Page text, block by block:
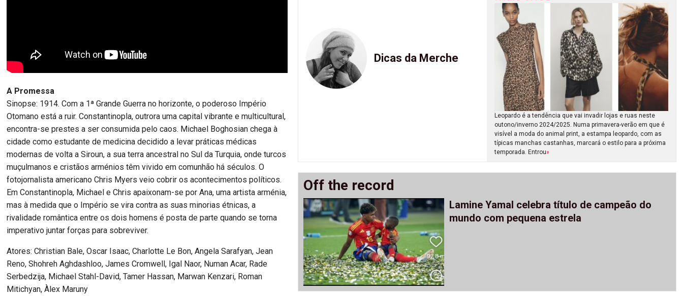
A Promessa
Sinopse: 1914. Com a 1ª Grande Guerra no horizonte, o poderoso Império
Otomano está a ruir. Constantinopla, outrora uma capital vibrante e multicultural,
encontra-se prestes a ser consumida pelo caos. Michael Boghosian chega à
cidade como estudante de medicina decidido a levar práticas médicas
modernas de volta a Siroun, a sua terra ancestral no Sul da Turquia, onde turcos
muçulmanos e cristãos arménios têm vivido em comunhão há séculos. O
fotojornalista americano Chris Myers veio cobrir os acontecimentos políticos.
Em Constantinopla, Michael e Chris apaixonam-se por Ana, uma artista arménia,
mas à medida que o Império se vira contra as suas minorias étnicas, a
rivalidade romântica entre os dois homens é posta de parte quando se torna
imperativo juntar forças para sobreviver.
Atores: Christian Bale, Oscar Isaac, Charlotte Le Bon, Angela Sarafyan, Jean
Reno, Shohreh Aghdashloo, James Cromwell, Igal Naor, Numan Acar, Rade
Serbedzija, Michael Stahl-David, Tamer Hassan, Marwan Kenzari, Roman
Mitichyan, Àlex Maruny
Dicas da Merche
Leopardo é a tendência que vai invadir lojas e ruas neste
outono/inverno 2024/2025. Numa primavera-verão em que é
visível a moda do animal print, a estampa leopardo, com as
típicas manchas castanhas, marcará o estilo para a próxima
temporada. Entrou»
Off the record
Lamine Yamal celebra título de campeão do
mundo com pequena estrela